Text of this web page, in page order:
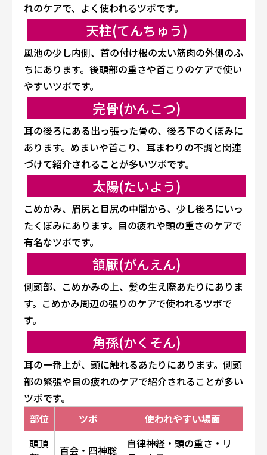
れのケアで、よく使われるツボです。
天柱(てんちゅう)
風池の少し内側、首の付け根の太い筋肉の外側のふ
ちにあります。後頭部の重さや首こりのケアで使い
やすいツボです。
完骨(かんこつ)
耳の後ろにある出っ張った骨の、後ろ下のくぼみに
あります。めまいや首こり、耳まわりの不調と関連
づけて紹介されることが多いツボです。
太陽(たいよう)
こめかみ、眉尻と目尻の中間から、少し後ろにいっ
たくぼみにあります。目の疲れや頭の重さのケアで
有名なツボです。
頷厭(がんえん)
側頭部、こめかみの上、髪の生え際あたりにありま
す。こめかみ周辺の張りのケアで使われるツボで
す。
角孫(かくそん)
耳の一番上が、頭に触れるあたりにあります。側頭
部の緊張や目の疲れのケアで紹介されることが多い
ツボです。
部位
ツボ
使われやすい場面
頭頂
百会・四神聡
自律神経・頭の重さ・リ